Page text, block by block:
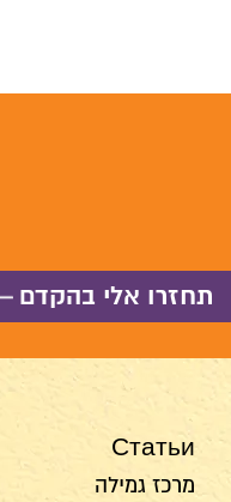
Статьи
מרכז גמילה